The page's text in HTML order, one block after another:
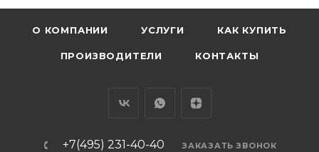
О КОМПАНИИ УСЛУГИ КАК КУПИТЬ
ПРОИЗВОДИТЕЛИ КОНТАКТЫ
+7(495) 231-40-40 ЗАКАЗАТЬ ЗВОНОК